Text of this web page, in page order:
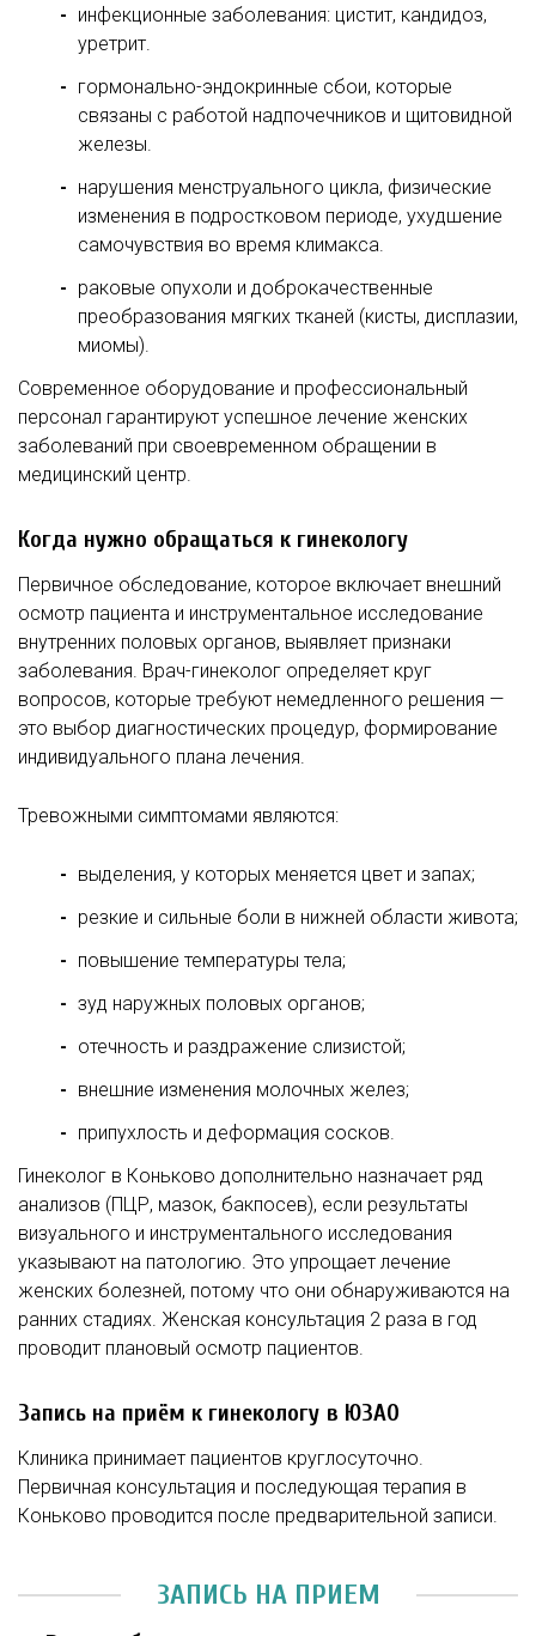
инфекционные заболевания: цистит, кандидоз,
уретрит.
гормонально-эндокринные сбои, которые
связаны с работой надпочечников и щитовидной
железы.
нарушения менструального цикла, физические
изменения в подростковом периоде, ухудшение
самочувствия во время климакса.
раковые опухоли и доброкачественные
преобразования мягких тканей (кисты, дисплазии,
миомы).
Современное оборудование и профессиональный
персонал гарантируют успешное лечение женских
заболеваний при своевременном обращении в
медицинский центр.
Когда нужно обращаться к гинекологу
Первичное обследование, которое включает внешний
осмотр пациента и инструментальное исследование
внутренних половых органов, выявляет признаки
заболевания. Врач-гинеколог определяет круг
вопросов, которые требуют немедленного решения —
это выбор диагностических процедур, формирование
индивидуального плана лечения.
Тревожными симптомами являются:
выделения, у которых меняется цвет и запах;
резкие и сильные боли в нижней области живота;
повышение температуры тела;
зуд наружных половых органов;
отечность и раздражение слизистой;
внешние изменения молочных желез;
припухлость и деформация сосков.
Гинеколог в Коньково дополнительно назначает ряд
анализов (ПЦР, мазок, бакпосев), если результаты
визуального и инструментального исследования
указывают на патологию. Это упрощает лечение
женских болезней, потому что они обнаруживаются на
ранних стадиях. Женская консультация 2 раза в год
проводит плановый осмотр пациентов.
Запись на приём к гинекологу в ЮЗАО
Клиника принимает пациентов круглосуточно.
Первичная консультация и последующая терапия в
Коньково проводится после предварительной записи.
ЗАПИСЬ НА ПРИЕМ